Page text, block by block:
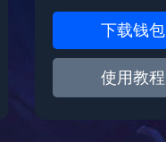
下载钱包
使用教程